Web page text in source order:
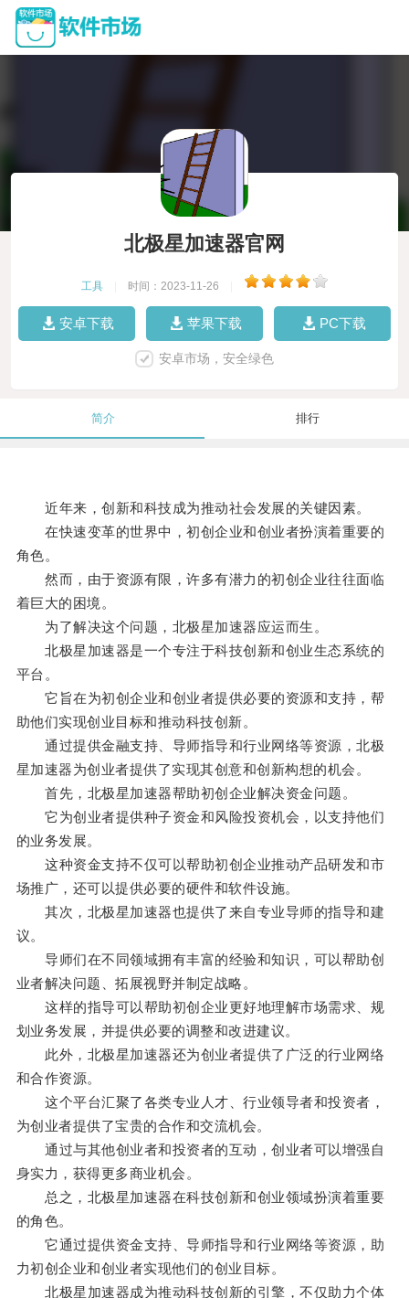
北极星加速器官网
工具 时间：2023-11-26
安卓下载 苹果下载 PC下载
安卓市场，安全绿色
简介 排行
近年来，创新和科技成为推动社会发展的关键因素。
在快速变革的世界中，初创企业和创业者扮演着重要的
角色。
然而，由于资源有限，许多有潜力的初创企业往往面临
着巨大的困境。
为了解决这个问题，北极星加速器应运而生。
北极星加速器是一个专注于科技创新和创业生态系统的
平台。
它旨在为初创企业和创业者提供必要的资源和支持，帮
助他们实现创业目标和推动科技创新。
通过提供金融支持、导师指导和行业网络等资源，北极
星加速器为创业者提供了实现其创意和创新构想的机会。
首先，北极星加速器帮助初创企业解决资金问题。
它为创业者提供种子资金和风险投资机会，以支持他们
的业务发展。
这种资金支持不仅可以帮助初创企业推动产品研发和市
场推广，还可以提供必要的硬件和软件设施。
其次，北极星加速器也提供了来自专业导师的指导和建
议。
导师们在不同领域拥有丰富的经验和知识，可以帮助创
业者解决问题、拓展视野并制定战略。
这样的指导可以帮助初创企业更好地理解市场需求、规
划业务发展，并提供必要的调整和改进建议。
此外，北极星加速器还为创业者提供了广泛的行业网络
和合作资源。
这个平台汇聚了各类专业人才、行业领导者和投资者，
为创业者提供了宝贵的合作和交流机会。
通过与其他创业者和投资者的互动，创业者可以增强自
身实力，获得更多商业机会。
总之，北极星加速器在科技创新和创业领域扮演着重要
的角色。
它通过提供资金支持、导师指导和行业网络等资源，助
力初创企业和创业者实现他们的创业目标。
北极星加速器成为推动科技创新的引擎，不仅助力个体